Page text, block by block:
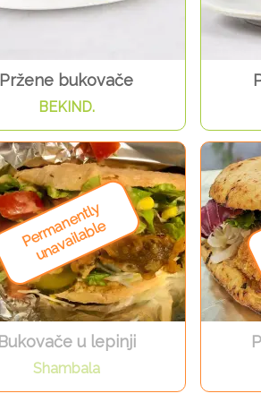
Pržene bukovače
BEKIND.
Bukovače u lepinji
Shambala